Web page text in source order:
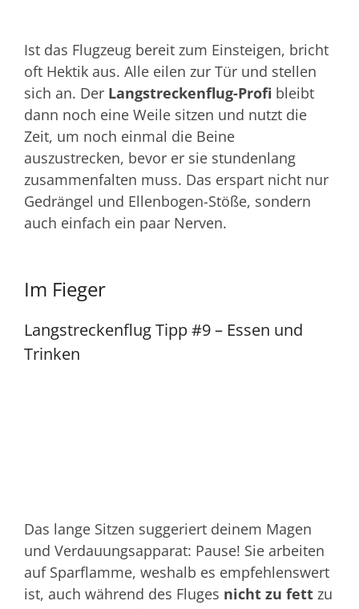
Ist das Flugzeug bereit zum Einsteigen, bricht
oft Hektik aus. Alle eilen zur Tür und stellen
sich an. Der Langstreckenflug-Profi bleibt
dann noch eine Weile sitzen und nutzt die
Zeit, um noch einmal die Beine
auszustrecken, bevor er sie stundenlang
zusammenfalten muss. Das erspart nicht nur
Gedrängel und Ellenbogen-Stöße, sondern
auch einfach ein paar Nerven.
Im Fieger
Langstreckenflug Tipp #9 – Essen und
Trinken
Das lange Sitzen suggeriert deinem Magen
und Verdauungsapparat: Pause! Sie arbeiten
auf Sparflamme, weshalb es empfehlenswert
ist, auch während des Fluges nicht zu fett zu